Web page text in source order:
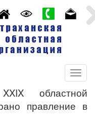
XXIX областной
правление в